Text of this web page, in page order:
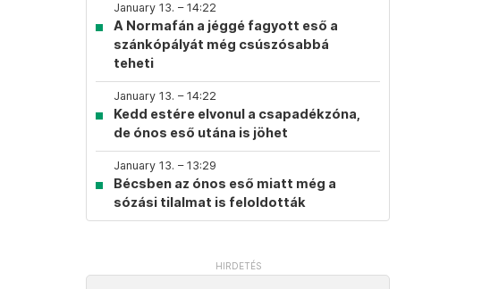
January 13. – 14:22
A Normafán a jéggé fagyott eső a
szánkópályát még csúszósabbá
teheti
January 13. – 14:22
Kedd estére elvonul a csapadékzóna,
de ónos eső utána is jöhet
January 13. – 13:29
Bécsben az ónos eső miatt még a
sózási tilalmat is feloldották